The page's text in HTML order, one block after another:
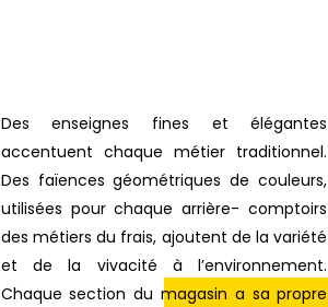
Des enseignes fines et élégantes
accentuent chaque métier traditionnel.
Des faïences géométriques de couleurs,
utilisées pour chaque arrière- comptoirs
des métiers du frais, ajoutent de la variété
et de la vivacité à l’environnement.
Chaque section du magasin a sa propre